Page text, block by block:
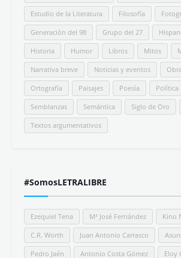
Estudio de la Literatura Filosofía
Generación del 98 Grupo del 27
Historia Humor Libros Mitos
Narrativa breve Noticias y eventos
Ortografía Paisajes Poesía Política
Semblanzas Semántica Siglo de Oro
Textos argumentativos
#SomosLETRALIBRE
Ezequiel Tena Mª José Fernández Kino
C.R. Worth Juan Antonio Carrasco
Pedro Jaén Antonio Costa Gómez Eloy